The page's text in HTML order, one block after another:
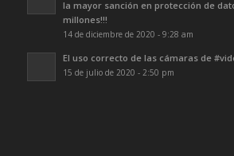
la mayor sanción en protección de
millones!!!
14 de diciembre de 2020 - 9:28 am
El uso correcto de las cámaras de
15 de julio de 2020 - 2:50 pm